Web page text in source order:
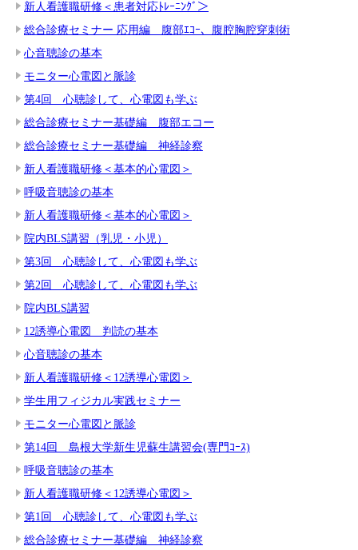
新人看護職研修＜患者対応ﾄﾚｰﾆﾝｸﾞ＞
総合診療セミナー 応用編 腹部ｴｺｰ、腹腔胸腔穿刺術
心音聴診の基本
モニター心電図と脈診
第4回 心聴診して、心電図も学ぶ
総合診療セミナー基礎編 腹部エコー
総合診療セミナー基礎編 神経診察
新人看護職研修＜基本的心電図＞
呼吸音聴診の基本
新人看護職研修＜基本的心電図＞
院内BLS講習（乳児・小児）
第3回 心聴診して、心電図も学ぶ
第2回 心聴診して、心電図も学ぶ
院内BLS講習
12誘導心電図 判読の基本
心音聴診の基本
新人看護職研修＜12誘導心電図＞
学生用フィジカル実践セミナー
モニター心電図と脈診
第14回 島根大学新生児蘇生講習会(専門ｺｰｽ)
呼吸音聴診の基本
新人看護職研修＜12誘導心電図＞
第1回 心聴診して、心電図も学ぶ
総合診療セミナー基礎編 神経診察